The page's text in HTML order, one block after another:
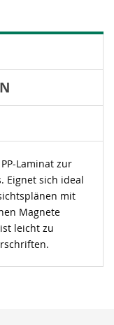
Laminat zur
Eignet sich ideal
mit
Magnete
leicht zu